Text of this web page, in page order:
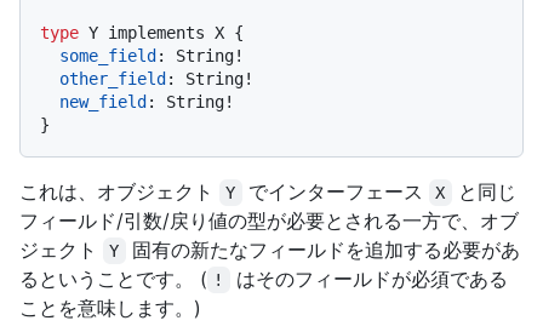
type Y implements X {
some_field : String!
other_field : String!
new_field : String!
}
これは、オブジェクト Y でインターフェース X
と同じ
フィールド/引数/戻り値の型が必要とされる一方で、オブ
ジェクト
Y
固有の新たなフィールドを追加する必要があ
るということです。 ( !
はそのフィールドが必須である
ことを意味します。)